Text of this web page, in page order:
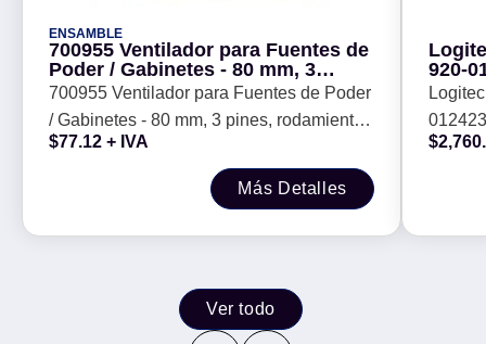
ENSAMBLE
700955 Ventilador para Fuentes de
Poder / Gabinetes - 80 mm, 3
pines, rodamientos tipo sleeve
otorga una operación confiable y
tranquila
700955 Ventilador para Fuentes de Poder
/ Gabinetes - 80 mm, 3 pines, rodamientos
tipo sleeve otorga una operación
$77.12 + IVA
Más Detalles
920-
$
Ver todo